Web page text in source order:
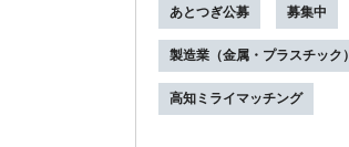
はじ...
あとつぎ公募 募集中
製造業（金属・プラスチック）
高知ミライマッチング